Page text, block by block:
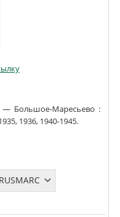
—Большое-Маресьево :
1936, 1940-1945.
RUSMARC